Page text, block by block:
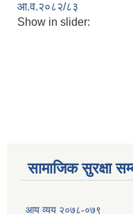
आ.व.२०८२/८३
Show in slider:
सामाजिक सुरक्षा
आय व्यय २०७८-०७९